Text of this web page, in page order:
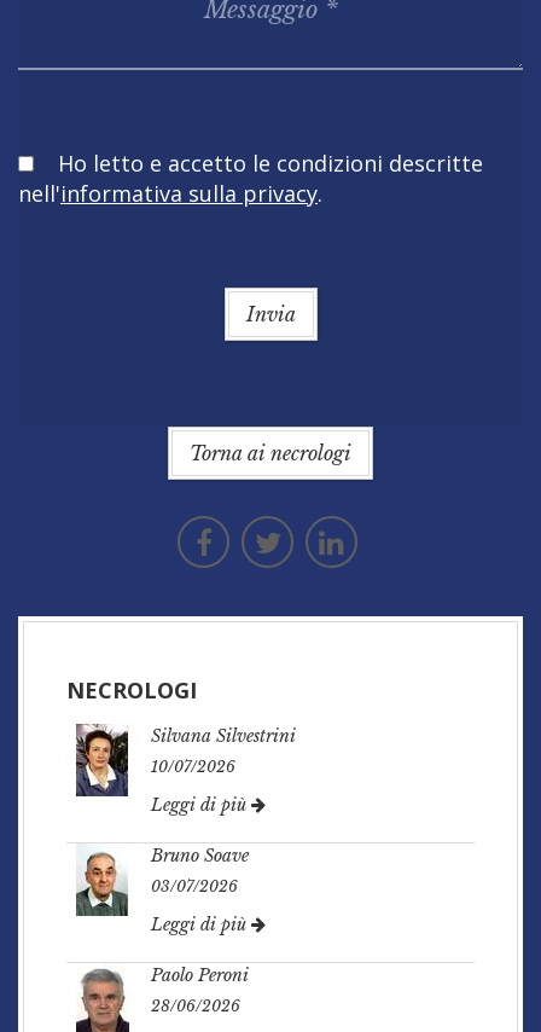
Obbligatorio
Ho letto e accetto le condizioni descritte
nell'informativa sulla privacy.
Invia
Torna ai necrologi
NECROLOGI
Silvana Silvestrini
10/07/2026
Leggi di più
Bruno Soave
03/07/2026
Leggi di più
Paolo Peroni
28/06/2026